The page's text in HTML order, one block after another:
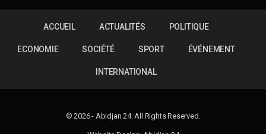
ACCUEIL ACTUALITÉS POLITIQUE
ECONOMIE SOCIÉTÉ SPORT ÉVÉNEMENT
INTERNATIONAL
© 2026 - Abidjan 24. All Rights Reserved.